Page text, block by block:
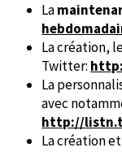
La
La création,
Twitter:
La
avec
http://
La création